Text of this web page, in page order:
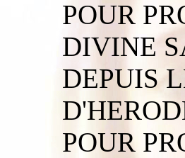
POUR
DIVINE
DEPUIS
POUR